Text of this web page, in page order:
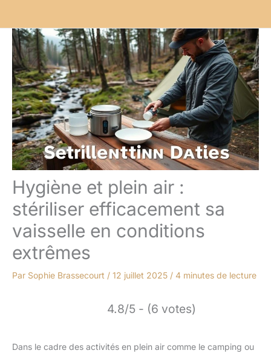
Hygiène et plein air :
stériliser efficacement sa
vaisselle en conditions
extrêmes
Par Sophie Brassecourt / 12 juillet 2025 / 4 minutes de lecture
4.8/5 - (6 votes)
Dans le cadre des activités en plein air comme le camping ou